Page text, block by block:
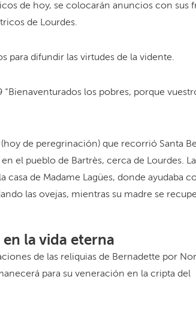
de hoy, se colocarán anuncios con sus
de Lourdes.
para difundir las virtudes de la vidente.
los pobres, porque
de peregrinación) que recorrió Santa
el pueblo de Bartrès, cerca de Lourdes.
casa de Madame Lagües, donde ayudaba
las ovejas, mientras su madre se
la vida eterna
de las reliquias de Bernadette por
para su veneración en la cripta del